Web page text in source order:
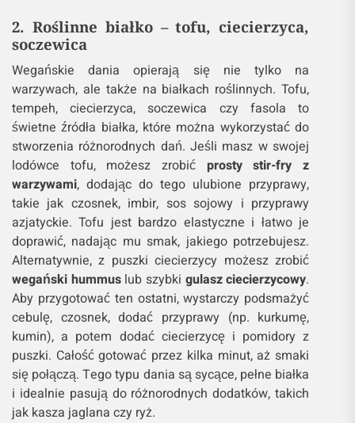
2. Roślinne białko – tofu, ciecierzyca,
soczewica
Wegańskie dania opierają się nie tylko na
warzywach, ale także na białkach roślinnych. Tofu,
tempeh, ciecierzyca, soczewica czy fasola to
świetne źródła białka, które można wykorzystać do
stworzenia różnorodnych dań. Jeśli masz w swojej
lodówce tofu, możesz zrobić prosty stir-fry z
warzywami, dodając do tego ulubione przyprawy,
takie jak czosnek, imbir, sos sojowy i przyprawy
azjatyckie. Tofu jest bardzo elastyczne i łatwo je
doprawić, nadając mu smak, jakiego potrzebujesz.
Alternatywnie, z puszki ciecierzycy możesz zrobić
wegański hummuslub szybki gulasz ciecierzycowy.
Aby przygotować ten ostatni, wystarczy podsmażyć
cebulę, czosnek, dodać przyprawy (np. kurkumę,
kumin), a potem dodać ciecierzycę i pomidory z
puszki. Całość gotować przez kilka minut, aż smaki
się połączą. Tego typu dania są sycące, pełne białka
i idealnie pasują do różnorodnych dodatków, takich
jak kasza jaglana czy ryż.